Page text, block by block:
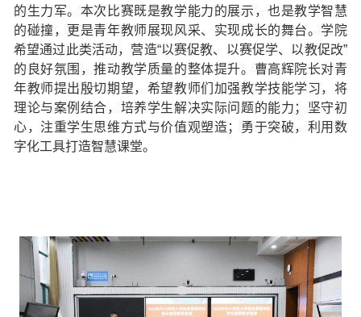
的生力军。本次比赛既是教学能力的展示，也是教学智慧
的碰撞，更是青年教师展现风采、实现成长的舞台。学院
希望通过此类活动，营造“以赛促教、以赛促学、以教促改”
的良好氛围，推动教学质量的整体提升。曹高辉院长对青
年教师提出殷切期望，希望教师们加强教学技能学习，将
理论与案例结合，培养学生解决实际问题的能力；坚守初
心，注重学生思维方式与价值观塑造；勇于突破，利用数
字化工具打造智慧课堂。